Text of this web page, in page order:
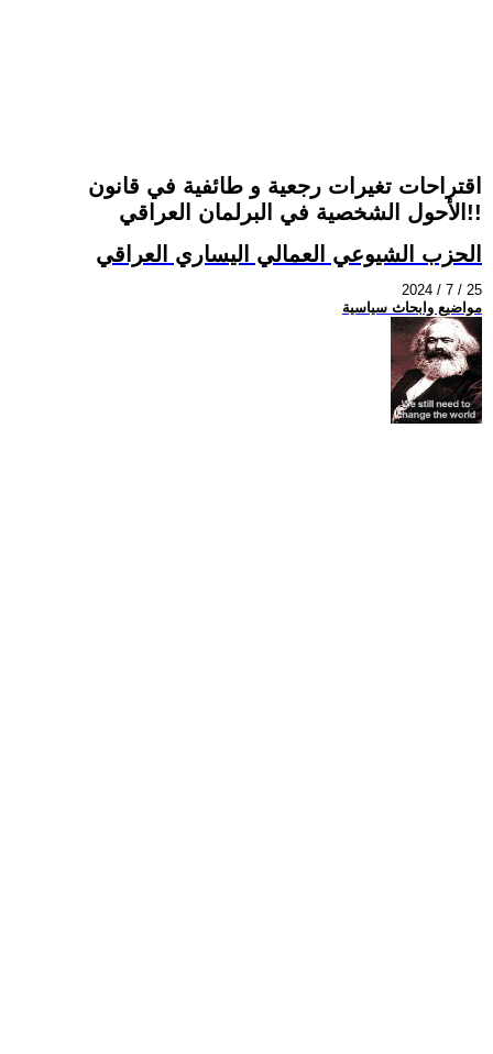
اقتراحات تغيرات رجعية و طائفية في قانون
الأحول الشخصية في البرلمان العراقي!!
الحزب الشيوعي العمالي اليساري العراقي
2024 / 7 / 25
مواضيع وابحاث سياسية